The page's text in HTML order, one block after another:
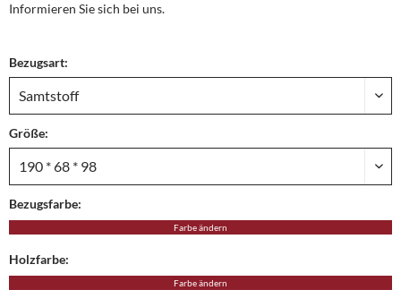
Informieren Sie sich bei uns.
Bezugsart:
Größe:
Bezugsfarbe:
Farbe ändern
Holzfarbe:
Farbe ändern